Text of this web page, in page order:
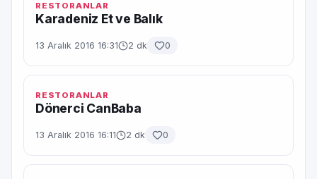
RESTORANLAR
Karadeniz Et ve Balık
13 Aralık 2016 16:31 2 dk 0
RESTORANLAR
Dönerci CanBaba
13 Aralık 2016 16:11 2 dk 0